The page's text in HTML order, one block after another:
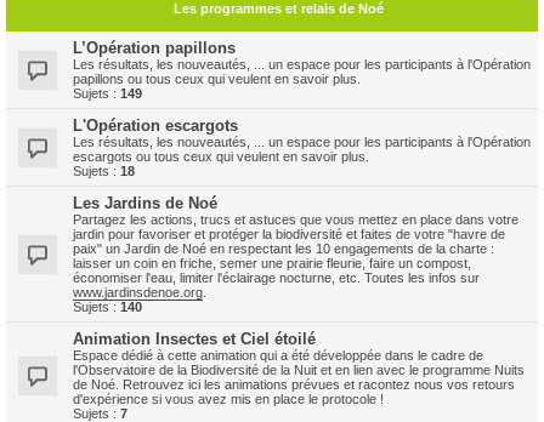
Les programmes et relais de Noé
L’Opération papillons
Les résultats, les nouveautés, ... un espace pour les participants à l'Opération
papillons ou tous ceux qui veulent en savoir plus.
Sujets : 149
L'Opération escargots
Les résultats, les nouveautés, ... un espace pour les participants à l'Opération
escargots ou tous ceux qui veulent en savoir plus.
Sujets : 18
Les Jardins de Noé
Partagez les actions, trucs et astuces que vous mettez en place dans votre
jardin pour favoriser et protéger la biodiversité et faites de votre "havre de
paix" un Jardin de Noé en respectant les 10 engagements de la charte :
laisser un coin en friche, semer une prairie fleurie, faire un compost,
économiser l'eau, limiter l'éclairage nocturne, etc. Toutes les infos sur
www.jardinsdenoe.org
Sujets : 140
Animation Insectes et Ciel étoilé
Espace dédié à cette animation qui a été développée dans le cadre de
l'Observatoire de la Biodiversité de la Nuit et en lien avec le programme Nuits
de Noé. Retrouvez ici les animations prévues et racontez nous vos retours
d'expérience si vous avez mis en place le protocole !
Sujets : 7